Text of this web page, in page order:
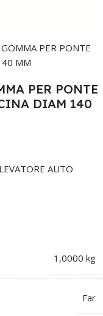
PER PONTE
MM
PER PONTE
DIAM 140
AUTO
1,0000 kg
Far